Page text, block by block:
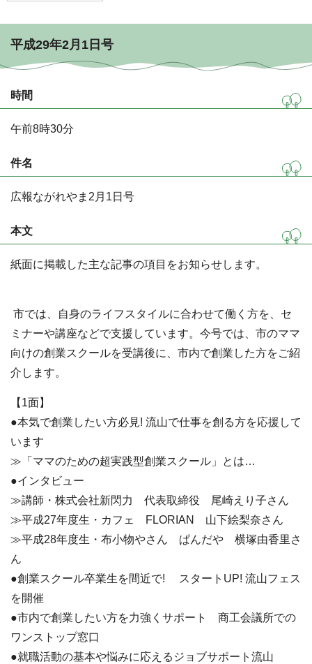
平成29年2月1日号
時間
午前8時30分
件名
広報ながれやま2月1日号
本文
紙面に掲載した主な記事の項目をお知らせします。
市では、自身のライフスタイルに合わせて働く方を、セ
ミナーや講座などで支援しています。今号では、市のママ
向けの創業スクールを受講後に、市内で創業した方をご紹
介します。
【1面】
●本気で創業したい方必見! 流山で仕事を創る方を応援して
います
≫「ママのための超実践型創業スクール」とは…
●インタビュー
≫講師・株式会社新閃力 代表取締役 尾崎えり子さん
≫平成27年度生・カフェ FLORIAN 山下絵梨奈さん
≫平成28年度生・布小物やさん ぱんだや 横塚由香里さ
ん
●創業スクール卒業生を間近で! スタートUP! 流山フェス
を開催
●市内で創業したい方を力強くサポート 商工会議所での
ワンストップ窓口
●就職活動の基本や悩みに応えるジョブサポート流山